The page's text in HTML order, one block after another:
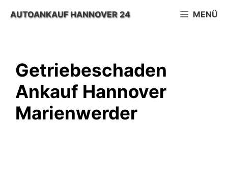
InhaltAUTOANKAUF HANNOVER 24 MENÜ
Getriebeschaden
Ankauf Hannover
Marienwerder